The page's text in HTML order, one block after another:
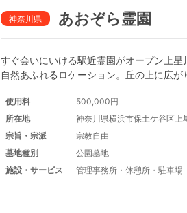
神奈川県 あおぞら霊園
すぐ会いにいける駅近霊園がオープン上星
自然あふれるロケーション。丘の上に広
使用料
500,000円
所在地
神奈川県横浜市保土ケ谷区上
宗旨・宗派
宗教自由
墓地種別
公園墓地
施設・サービス
管理事務所 ・休憩所 ・駐車場